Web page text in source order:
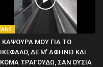
ΚΑΨΟΥΡΑ ΜΟΥ ΓΙΑ ΤΟ
ΔΕ Μ’ ΑΦΗΝΕΙ ΚΑΙ
ΤΡΑΓΟΥΔΩ, ΣΑΝ ΟΥΣΙΑ